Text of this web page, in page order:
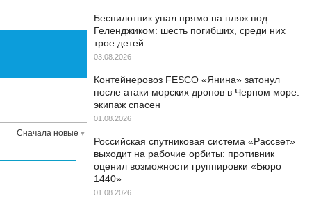
Сначала новые
Беспилотник упал прямо на пляж под
Геленджиком: шесть погибших, среди них
трое детей
03.08.2026
Контейнеровоз FESCO «Янина» затонул
после атаки морских дронов в Черном море:
экипаж спасен
01.08.2026
Российская спутниковая система «Рассвет»
выходит на рабочие орбиты: противник
оценил возможности группировки «Бюро
1440»
01.08.2026